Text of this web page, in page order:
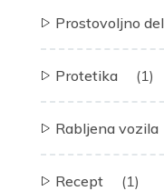
Prostovoljno
Protetika (1)
Rabljena vozila
Recept (1)